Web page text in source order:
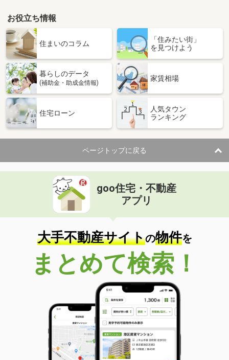
お役立ち情報
住まいのコラム
「住みたい街」
を見つけよう
暮らしのデータ
(補助金・助成金情報)
家賃相場
住宅ローン
人気タウン
ランキング
ページトップに戻る
goo住宅・不動産
アプリ
大手不動産サイトの物件を
まとめて検索！